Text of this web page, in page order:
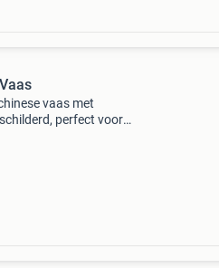
vaas met
perfect voor